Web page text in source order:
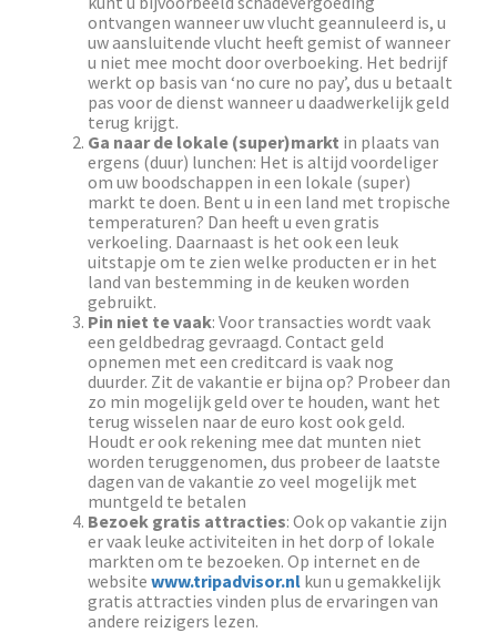
ontvangen wanneer uw vlucht geannuleerd is, u
uw aansluitende vlucht heeft gemist of wanneer
u niet mee mocht door overboeking. Het bedrijf
werkt op basis van ‘no cure no pay’, dus u betaalt
pas voor de dienst wanneer u daadwerkelijk geld
terug krijgt.
Ga naar de lokale (super)markt in plaats van
ergens (duur) lunchen: Het is altijd voordeliger
om uw boodschappen in een lokale (super)
markt te doen. Bent u in een land met tropische
temperaturen? Dan heeft u even gratis
verkoeling. Daarnaast is het ook een leuk
uitstapje om te zien welke producten er in het
land van bestemming in de keuken worden
gebruikt.
Pin niet te vaak: Voor transacties wordt vaak
een geldbedrag gevraagd. Contact geld
opnemen met een creditcard is vaak nog
duurder. Zit de vakantie er bijna op? Probeer dan
zo min mogelijk geld over te houden, want het
terug wisselen naar de euro kost ook geld.
Houdt er ook rekening mee dat munten niet
worden teruggenomen, dus probeer de laatste
dagen van de vakantie zo veel mogelijk met
muntgeld te betalen
Bezoek gratis attracties: Ook op vakantie zijn
er vaak leuke activiteiten in het dorp of lokale
markten om te bezoeken. Op internet en de
websitewww.tripadvisor.nl kun u gemakkelijk
gratis attracties vinden plus de ervaringen van
andere reizigers lezen.